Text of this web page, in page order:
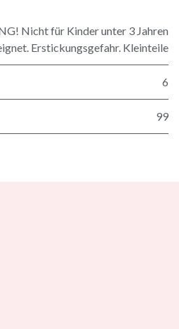
Nicht für Kinder unter 3 Jahren
Erstickungsgefahr. Kleinteile
6
99